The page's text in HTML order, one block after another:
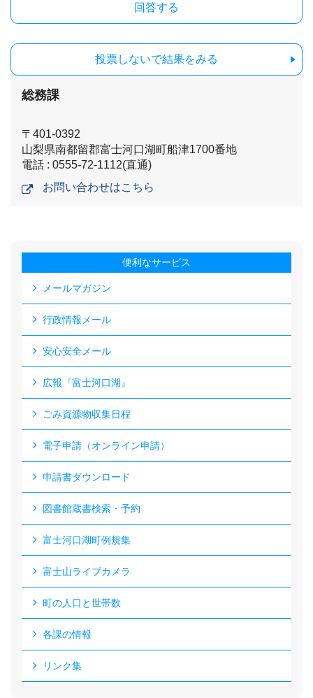
投票しないで結果をみる
総務課
〒401-0392
山梨県南都留郡富士河口湖町船津1700番地
電話 : 0555-72-1112(直通)
お問い合わせはこちら
便利なサービス
メールマガジン
行政情報メール
安心安全メール
広報『富士河口湖』
ごみ資源物収集日程
電子申請（オンライン申請）
申請書ダウンロード
図書館蔵書検索・予約
富士河口湖町例規集
富士山ライブカメラ
町の人口と世帯数
各課の情報
リンク集